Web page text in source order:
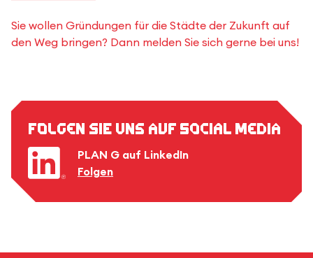
Sie wollen Gründungen für die Städte der Zukunft auf
den Weg bringen? Dann melden Sie sich gerne bei uns!
Folgen Sie uns auf Social Media
PLAN G auf LinkedIn
Folgen